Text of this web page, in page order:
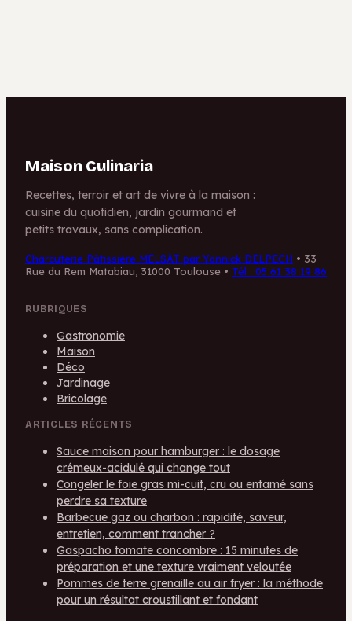
Maison Culinaria
Recettes, terroir et art de vivre à la maison :
cuisine du quotidien, jardin gourmand et
petits travaux, sans complication.
Charcuterie Pâtissière MELSÀT par Yannick DELPECH • 33
Rue du Rem Matabiau, 31000 Toulouse • Tél : 05 61 38 19 86
RUBRIQUES
Gastronomie
Maison
Déco
Jardinage
Bricolage
ARTICLES RÉCENTS
Sauce maison pour hamburger : le dosage
crémeux-acidulé qui change tout
Congeler le foie gras mi-cuit, cru ou entamé sans
perdre sa texture
Barbecue gaz ou charbon : rapidité, saveur,
entretien, comment trancher ?
Gaspacho tomate concombre : 15 minutes de
préparation et une texture vraiment veloutée
Pommes de terre grenaille au air fryer : la méthode
pour un résultat croustillant et fondant